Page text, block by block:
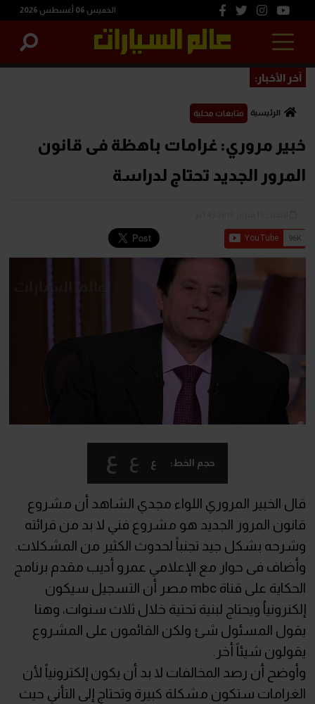
الخميس 06 أغسطس 2026
آخر الأخبار:
الرئيسية متابعات محلية
خبير مروري: غرامات باهظة فى قانون
المرور الجديد تحتاج لدراسة
حجم الخط: ع ع ع
قال الخبير المروري اللواء مجدي الشاهد أن مشروع
قانون المرور الجديد هو مشروع فني لا بد من قرائته
وشرحه بشكل جيد تجنباً لحدوث الكثير من المشكلات.
وأضاف فى حوار مع الإعلامي عمرو أديب مقدم برنامج
الحكاية على قناة mbc مصر أن التسجيل سيكون
إلكنرونياُ ويحتاج لبنية تحتية خلال ثلاث سنوات، وهنا
يقول المسئول شئ ولكن القائمون على المشروع
يقولون شيئاً أخر.
وأوضح أن رصد المخالفات لا بد أن يكون إلكترونياً لأن
الغرامات ستكون مشكلة كبيرة وتحتاج إلى التأني حيث